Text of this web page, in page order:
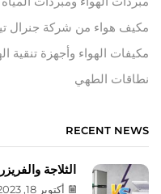
مكيف هواء من شركة جنرال
مكيفات الهواء وأجهزة تنقية
نطاقات الطهي
RECENT NEWS
الثلاجة
أكتوبر 18, 2023